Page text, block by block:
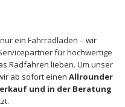
ein Fahrradladen – wir
für hochwertige
Radfahren lieben. Um unser
ab sofort einen Allrounder
und in der Beratung